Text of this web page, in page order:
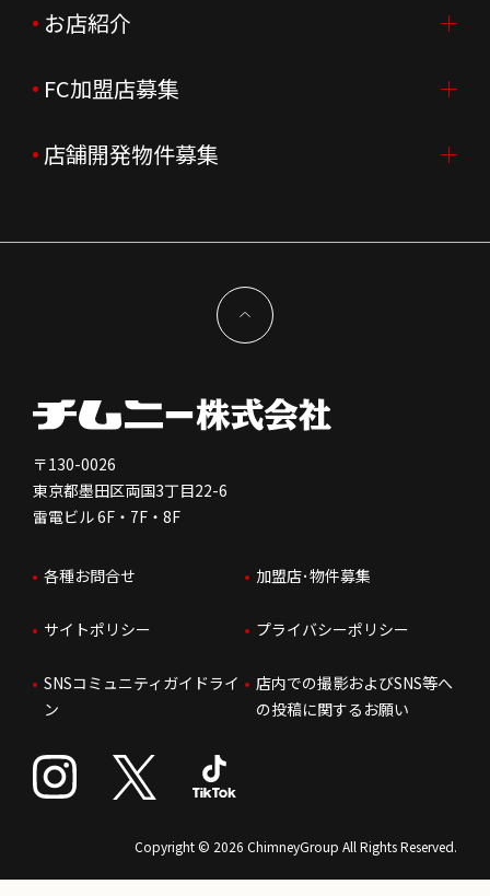
会社概要
会社沿革
企業理念
新型コロナウイルス対応
ニュースリリース
月次売上
決算資料
コーポレートガバナンス
免責事項
株価情報
IRお問合せ
採用情報TOP
新卒採用
中途採用
会社を知る
人を知る
はたらく環境
人財育成
サステナビリティ
お店紹介
店舗を探す・予約する
よくあるご質問
FC加盟店募集
FC加盟店募集TOP
独立支援について
FC加盟店お問合せ
店舗開発物件募集
〒130-0026
東京都墨田区両国3丁目22-6
雷電ビル 6F・7F・8F
各種お問合せ 加盟店･物件募集
サイトポリシー プライバシーポリシー
SNSコミュニティガイドライ
ン
店内での撮影およびSNS等へ
の投稿に関するお願い
Copyright © 2026 ChimneyGroup All Rights Reserved.